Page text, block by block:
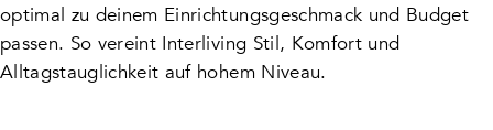
optimal zu deinem Einrichtungsgeschmack und Budget
passen. So vereint Interliving Stil, Komfort und
Alltagstauglichkeit auf hohem Niveau.